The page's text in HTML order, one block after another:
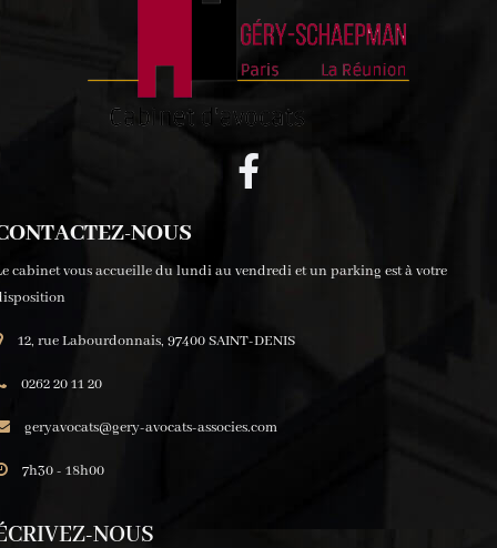
NOUS
cabinet vous accueille du lundi au vendredi et un parking est à votre
12, rue Labourdonnais, 97400 SAINT-DENIS
0262 20 11 20
geryavocats@gery-avocats-associes.com
7h30 - 18h00
NOUS